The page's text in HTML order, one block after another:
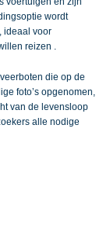
wordt
, ideaal voor
reizen .
die op de
foto’s opgenomen,
van de levensloop
alle nodige